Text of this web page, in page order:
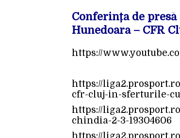
Conferința de
Hunedoara – CFR
https://
https://
cfr-cluj-in-sferturile-
https://
chindia-2-3-19304606